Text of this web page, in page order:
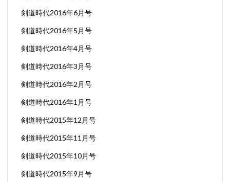
剣道時代2016年6月号
剣道時代2016年5月号
剣道時代2016年4月号
剣道時代2016年3月号
剣道時代2016年2月号
剣道時代2016年1月号
剣道時代2015年12月号
剣道時代2015年11月号
剣道時代2015年10月号
剣道時代2015年9月号